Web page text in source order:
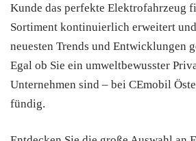
Kunde das perfekte Elektrofahrzeug
Sortiment kontinuierlich erweitert
neuesten Trends und Entwicklungen
Egal ob Sie ein umweltbewusster
Unternehmen sind – bei CEmobil
fündig.